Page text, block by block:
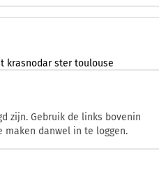
krasnodar ster toulouse
zijn. Gebruik de links bovenin
maken danwel in te loggen.